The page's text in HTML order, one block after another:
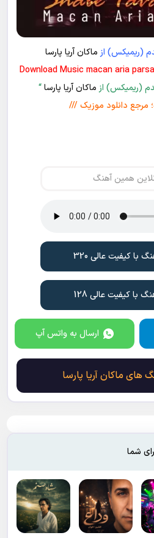
(ریمیکس) از ماکان آریا پارسا
Download Music macan aria
(ریمیکس) از ماکان آریا پارسا“
مرجع دانلود موزیک ///
همین آهنگ
با کیفیت عالی 320
با کیفیت عالی 128
ارسال به واتس آپ
آریا پارسا
شما